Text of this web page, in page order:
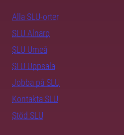
Alla SLU-orter
SLU Alnarp
SLU Umeå
SLU Uppsala
Jobba på SLU
Kontakta SLU
Stöd SLU